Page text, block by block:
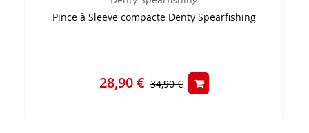
Pince à Sleeve compacte Denty Spearfishing
28,90 € 34,90 €